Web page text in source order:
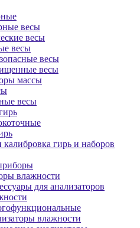
весы
весы
весы
весы
весы
массы
весы
калибровка гирь и наборов
влажности
для анализаторов
влажности